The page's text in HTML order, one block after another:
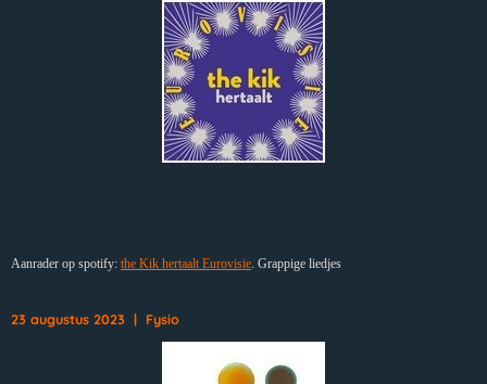
Aanrader op spotify: the Kik hertaalt Eurovisie. Grappige liedjes
23 augustus 2023 | Fysio